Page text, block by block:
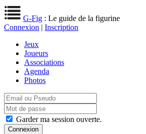
G-Fig : Le guide de la figurine
Connexion | Inscription
Jeux
Joueurs
Associations
Agenda
Photos
Garder ma session ouverte.